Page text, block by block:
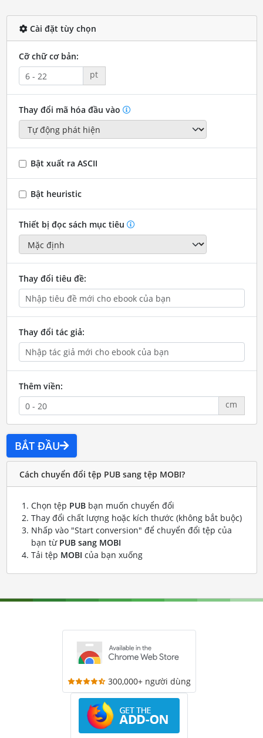
Cài đặt tùy chọn
Cỡ chữ cơ bản:
pt
Thay đổi mã hóa đầu vào
Bật xuất ra ASCII
Bật heuristic
Thiết bị đọc sách mục tiêu
Thay đổi tiêu đề:
Thay đổi tác giả:
Thêm viền:
cm
BẮT ĐẦU
Cách chuyển đổi tệp PUB sang tệp MOBI?
Chọn tệp PUBbạn muốn chuyển đổi
Thay đổi chất lượng hoặc kích thước (không bắt buộc)
Nhấp vào "Start conversion" để chuyển đổi tệp của
bạn từ PUB sang MOBI
Tải tệp MOBI của bạn xuống
300,000+ người dùng